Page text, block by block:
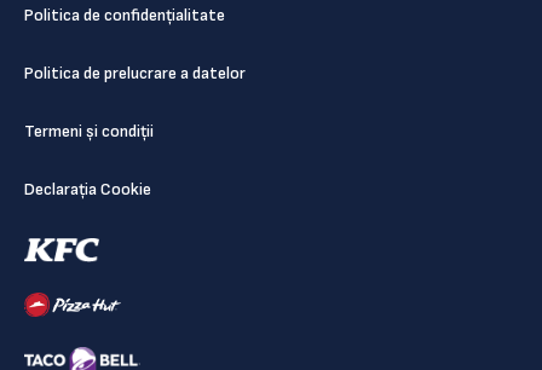
Politica de confidențialitate
Politica de prelucrare a datelor
Termeni și condiții
Declarația Cookie